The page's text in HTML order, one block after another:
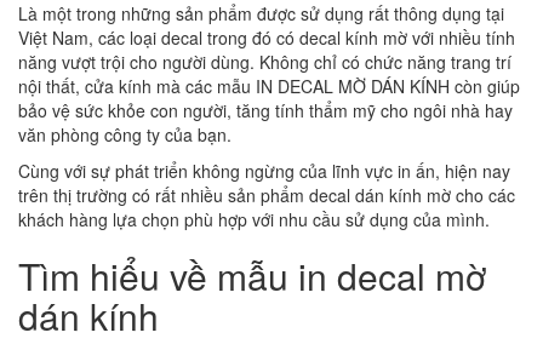
Là một trong những sản phẩm được sử dụng rất thông dụng tại
Việt Nam, các loại decal trong đó có decal kính mờ với nhiều tính
năng vượt trội cho người dùng. Không chỉ có chức năng trang trí
nội thất, cửa kính mà các mẫu IN DECAL MỜ DÁN KÍNH còn giúp
bảo vệ sức khỏe con người, tăng tính thẩm mỹ cho ngôi nhà hay
văn phòng công ty của bạn.
Cùng với sự phát triển không ngừng của lĩnh vực in ấn, hiện nay
trên thị trường có rất nhiều sản phẩm decal dán kính mờ cho các
khách hàng lựa chọn phù hợp với nhu cầu sử dụng của mình.
Tìm hiểu về mẫu in decal mờ
dán kính